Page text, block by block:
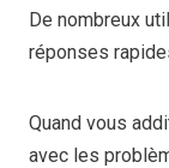
De nombreux
réponses
Quand vous
avec les